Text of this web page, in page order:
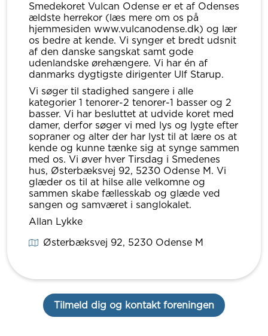
Smedekoret Vulcan Odense er et af Odenses
ældste herrekor (læs mere om os på
hjemmesiden www.vulcanodense.dk) og lær
os bedre at kende. Vi synger et bredt udsnit
af den danske sangskat samt gode
udenlandske ørehængere. Vi har én af
danmarks dygtigste dirigenter Ulf Starup.
Vi søger til stadighed sangere i alle
kategorier 1 tenorer-2 tenorer-1 basser og 2
basser. Vi har besluttet at udvide koret med
damer, derfor søger vi med lys og lygte efter
sopraner og alter der har lyst til at lære os at
kende og kunne tænke sig at synge sammen
med os. Vi øver hver Tirsdag i Smedenes
hus, Østerbæksvej 92, 5230 Odense M. Vi
glæder os til at hilse alle velkomne og
sammen skabe fællesskab og glæde ved
sangen og samværet i sanglokalet.
Allan Lykke
Østerbæksvej 92, 5230Odense M
Tilmeld dig og kontakt foreningen